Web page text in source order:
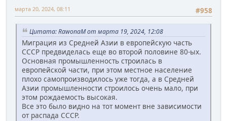
#958
марта 20, 2024, 08:11
Цитата: RawonaM от марта 19, 2024, 12:08
Миграция из Средней Азии в европейскую часть
СССР предвиделась еще во второй половине 80-ых.
Основная промышленность строилась в
европейской части, при этом местное население
плохо самопроизводилось уже тогда, а в Средней
Азии промышленности строилось очень мало, при
этом рождаемость высокая.
Все это было видно на тот момент вне зависимости
от распада СССР.